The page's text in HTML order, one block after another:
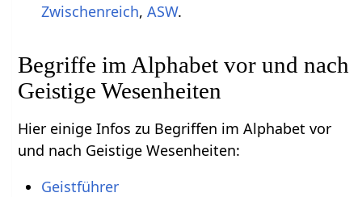
Zwischenreich, ASW.
Begriffe im Alphabet vor und nach
Geistige Wesenheiten
Hier einige Infos zu Begriffen im Alphabet vor
und nach Geistige Wesenheiten:
Geistführer